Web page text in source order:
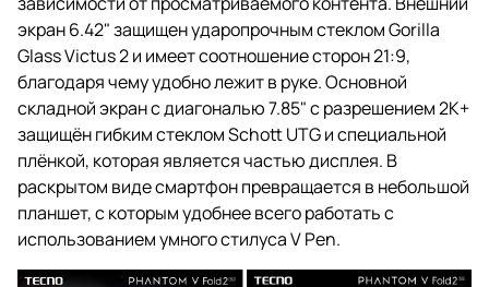
экран 6.42" защищен ударопрочным стеклом Gorilla
Glass Victus 2 и имеет соотношение сторон 21:9,
благодаря чему удобно лежит в руке. Основной
складной экран с диагональю 7.85" с разрешением 2K+
защищён гибким стеклом Schott UTG и специальной
плёнкой, которая является частью дисплея. В
раскрытом виде смартфон превращается в небольшой
планшет, с которым удобнее всего работать с
использованием умного стилуса V Pen.